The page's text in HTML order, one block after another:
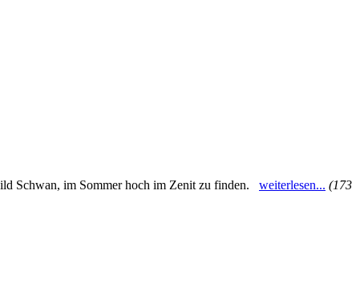
Schwan, im Sommer hoch im Zenit zu finden.
weiterlesen... (173